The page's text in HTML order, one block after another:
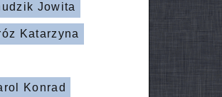
Jowita
Katarzyna
Konrad